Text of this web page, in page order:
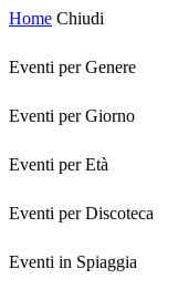
Home Chiudi
Eventi per Genere
Eventi per Giorno
Eventi per Età
Eventi per Discoteca
Eventi in Spiaggia